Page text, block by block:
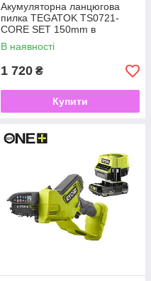
Акумуляторна ланцюгова
пилка TEGATOK TS0721-
CORE SET 150mm в
комплекті, зарядне та 2
акумулятори 2Ач
В наявності
1 720 ₴
Купити